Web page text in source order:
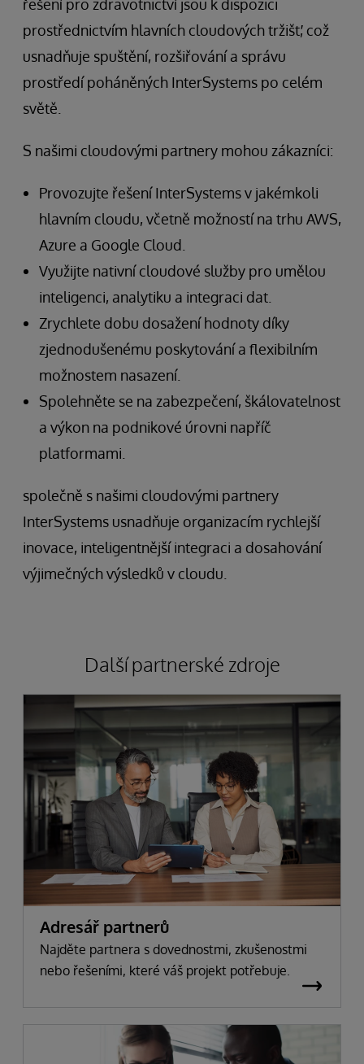
řešení pro zdravotnictví jsou k dispozici
prostřednictvím hlavních cloudových tržišť, což
usnadňuje spuštění, rozšiřování a správu
prostředí poháněných InterSystems po celém
světě.
S našimi cloudovými partnery mohou zákazníci:
Provozujte řešení InterSystems v jakémkoli
hlavním cloudu, včetně možností na trhu AWS,
Azure a Google Cloud.
Využijte nativní cloudové služby pro umělou
inteligenci, analytiku a integraci dat.
Zrychlete dobu dosažení hodnoty díky
zjednodušenému poskytování a flexibilním
možnostem nasazení.
Spolehněte se na zabezpečení, škálovatelnost
a výkon na podnikové úrovni napříč
platformami.
společně s našimi cloudovými partnery
InterSystems usnadňuje organizacím rychlejší
inovace, inteligentnější integraci a dosahování
výjimečných výsledků v cloudu.
Další partnerské zdroje
Adresář partnerů
Najděte partnera s dovednostmi, zkušenostmi
nebo řešeními, které váš projekt potřebuje.